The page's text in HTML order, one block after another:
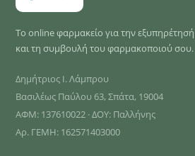
Το online φαρμακείο για την
και τη συμβουλή του φαρμακοποιού σου.
Δημήτριος Ι. Λάμπρου
Βασιλέως Παύλου 63, Σπάτα, 19004
ΑΦΜ: 137610022 · ΔΟΥ: Παλλήνης
Αρ. ΓΕΜΗ: 162571403000